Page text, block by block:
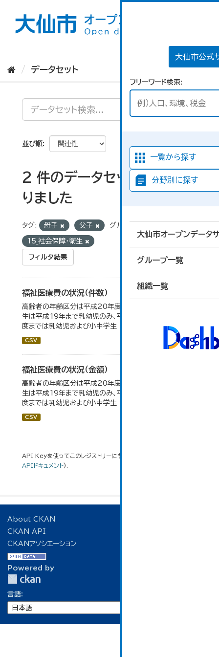
大仙市公式
フリーワード検索
一覧から探す
分野別に探す
大仙市オープンデータ
グループ一覧
組織一覧
データセット
並び順
2 件のデータセットが見つか
りました
タグ: 母子 父子 グループ:
15_社会保障・衛生
フィルタ結果
福祉医療費の状況（件数）
高齢者の年齢区分は平成20年度から変更 乳幼児・小中高
生は平成19年まで乳幼児のみ、平成20年度から令和元年
度までは乳幼児および小中学生
CSV
福祉医療費の状況（金額）
高齢者の年齢区分は平成20年度から変更 乳幼児・小中高
生は平成19年まで乳幼児のみ、平成20年度から令和元年
度までは乳幼児および小中学生
CSV
API Keyを使ってこのレジストリーにもアクセス可能です
APIドキュメント).
About CKAN
CKAN API
CKANアソシエーション
Powered by
言語